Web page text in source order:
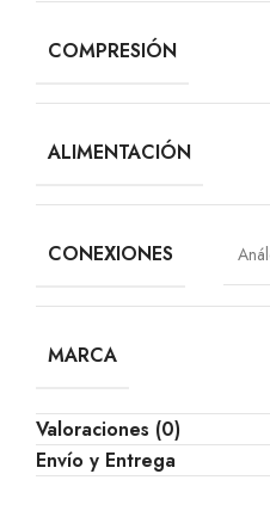
COMPRESIÓN
ALIMENTACIÓN
CONEXIONES
MARCA
Valoraciones (0)
Envío y Entrega